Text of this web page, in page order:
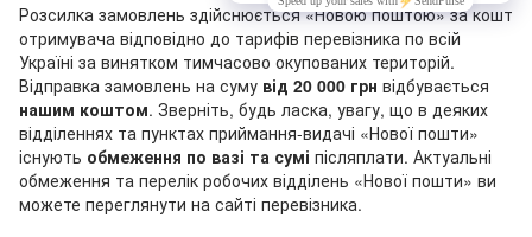
Розсилка замовлень здійснюється «Новою поштою» за кошт
отримувача відповідно до тарифів перевізника по всій
Україні за винятком тимчасово окупованих територій.
Відправка замовлень на суму від 20 000 грн відбувається
нашим коштом. Зверніть, будь ласка, увагу, що в деяких
відділеннях та пунктах приймання-видачі «Нової пошти»
існують обмеження по вазі та сумі післяплати. Актуальні
обмеження та перелік робочих відділень «Нової пошти» ви
можете переглянути на сайті перевізника.